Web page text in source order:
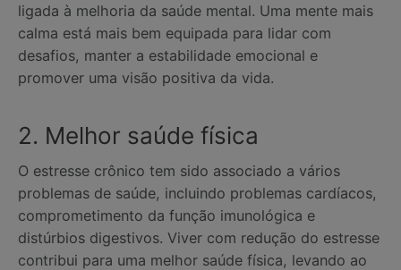
ligada à melhoria da saúde mental. Uma mente mais
calma está mais bem equipada para lidar com
desafios, manter a estabilidade emocional e
promover uma visão positiva da vida.
2. Melhor saúde física
O estresse crônico tem sido associado a vários
problemas de saúde, incluindo problemas cardíacos,
comprometimento da função imunológica e
distúrbios digestivos. Viver com redução do estresse
contribui para uma melhor saúde física, levando ao